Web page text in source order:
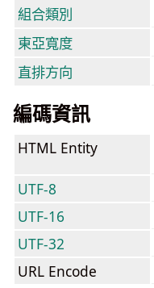
組合類別
東亞寬度
直排方向
編碼資訊
HTML Entity
UTF-8
UTF-16
UTF-32
URL Encode